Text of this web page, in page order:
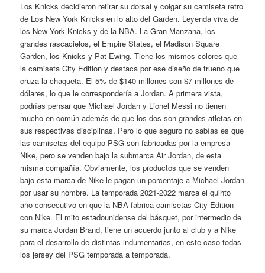
Los Knicks decidieron retirar su dorsal y colgar su camiseta retro
de Los New York Knicks en lo alto del Garden. Leyenda viva de
los New York Knicks y de la NBA. La Gran Manzana, los
grandes rascacielos, el Empire States, el Madison Square
Garden, los Knicks y Pat Ewing. Tiene los mismos colores que
la camiseta City Edition y destaca por ese diseño de trueno que
cruza la chaqueta. El 5% de $140 millones son $7 millones de
dólares, lo que le correspondería a Jordan. A primera vista,
podrías pensar que Michael Jordan y Lionel Messi no tienen
mucho en común además de que los dos son grandes atletas en
sus respectivas disciplinas. Pero lo que seguro no sabías es que
las camisetas del equipo PSG son fabricadas por la empresa
Nike, pero se venden bajo la submarca Air Jordan, de esta
misma compañía. Obviamente, los productos que se venden
bajo esta marca de Nike le pagan un porcentaje a Michael Jordan
por usar su nombre. La temporada 2021-2022 marca el quinto
año consecutivo en que la NBA fabrica camisetas City Edition
con Nike. El mito estadounidense del básquet, por intermedio de
su marca Jordan Brand, tiene un acuerdo junto al club y a Nike
para el desarrollo de distintas indumentarias, en este caso todas
los jersey del PSG temporada a temporada.